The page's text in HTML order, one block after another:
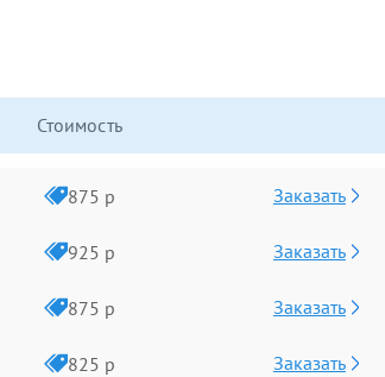
Стоимость
875 р Заказать
925 р Заказать
875 р Заказать
825 р Заказать